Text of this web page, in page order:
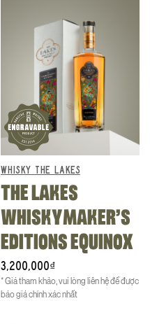
WHISKY THE LAKES
THE LAKES
WHISKYMAKER’S
EDITIONS EQUINOX
3,200,000₫
* Giá tham khảo, vui lòng liên hệ để được
báo giá chính xác nhất